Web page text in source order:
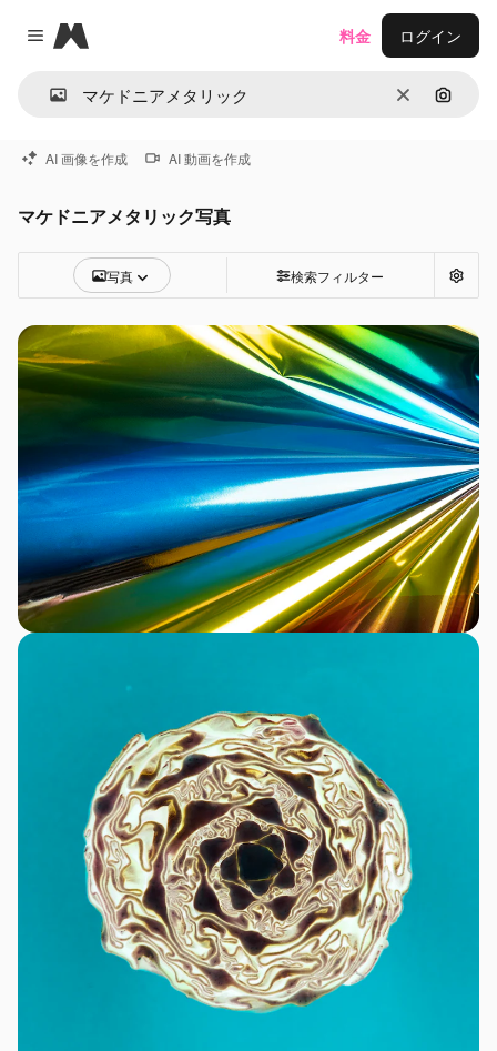
Close menu
Magnific
消去 画像で
料金 ログイン
AI 画像を作成 AI 動画を作成
マケドニアメタリック写真
写真 検索フィルター